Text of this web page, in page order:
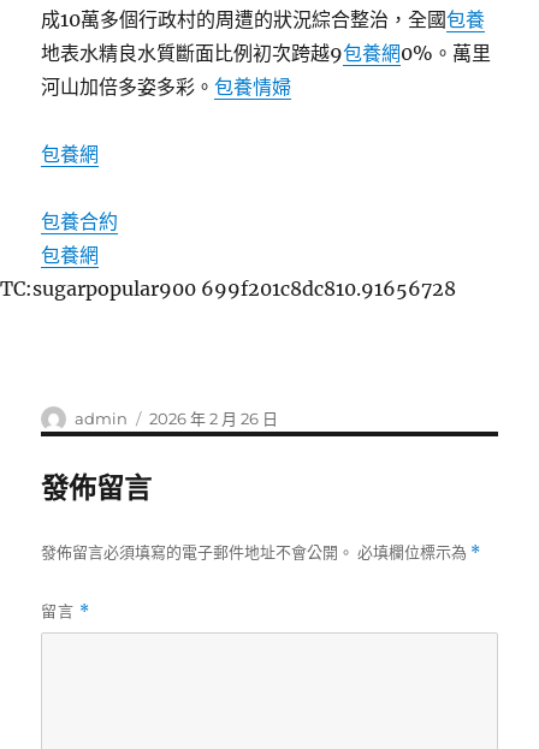
成10萬多個行政村的周遭的狀況綜合整治，全國包養
地表水精良水質斷面比例初次跨越9包養網0%。萬里
河山加倍多姿多彩。包養情婦
包養網
包養合約
包養網
TC:sugarpopular900 699f201c8dc810.91656728
作
者
admin
發
佈
2026 年 2 月 26 日
發佈留言
發佈留言必須填寫的電子郵件地址不會公開。 必填欄位標示為 *
留言 *